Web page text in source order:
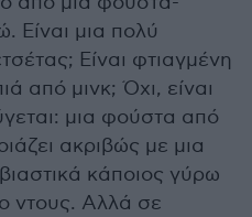
Είναι μια πολύ
Είναι φτιαγμένη
από μινκ; Όχι, είναι
μια φούστα από
ακριβώς με μια
κάποιος γύρω
ντους. Αλλά σε